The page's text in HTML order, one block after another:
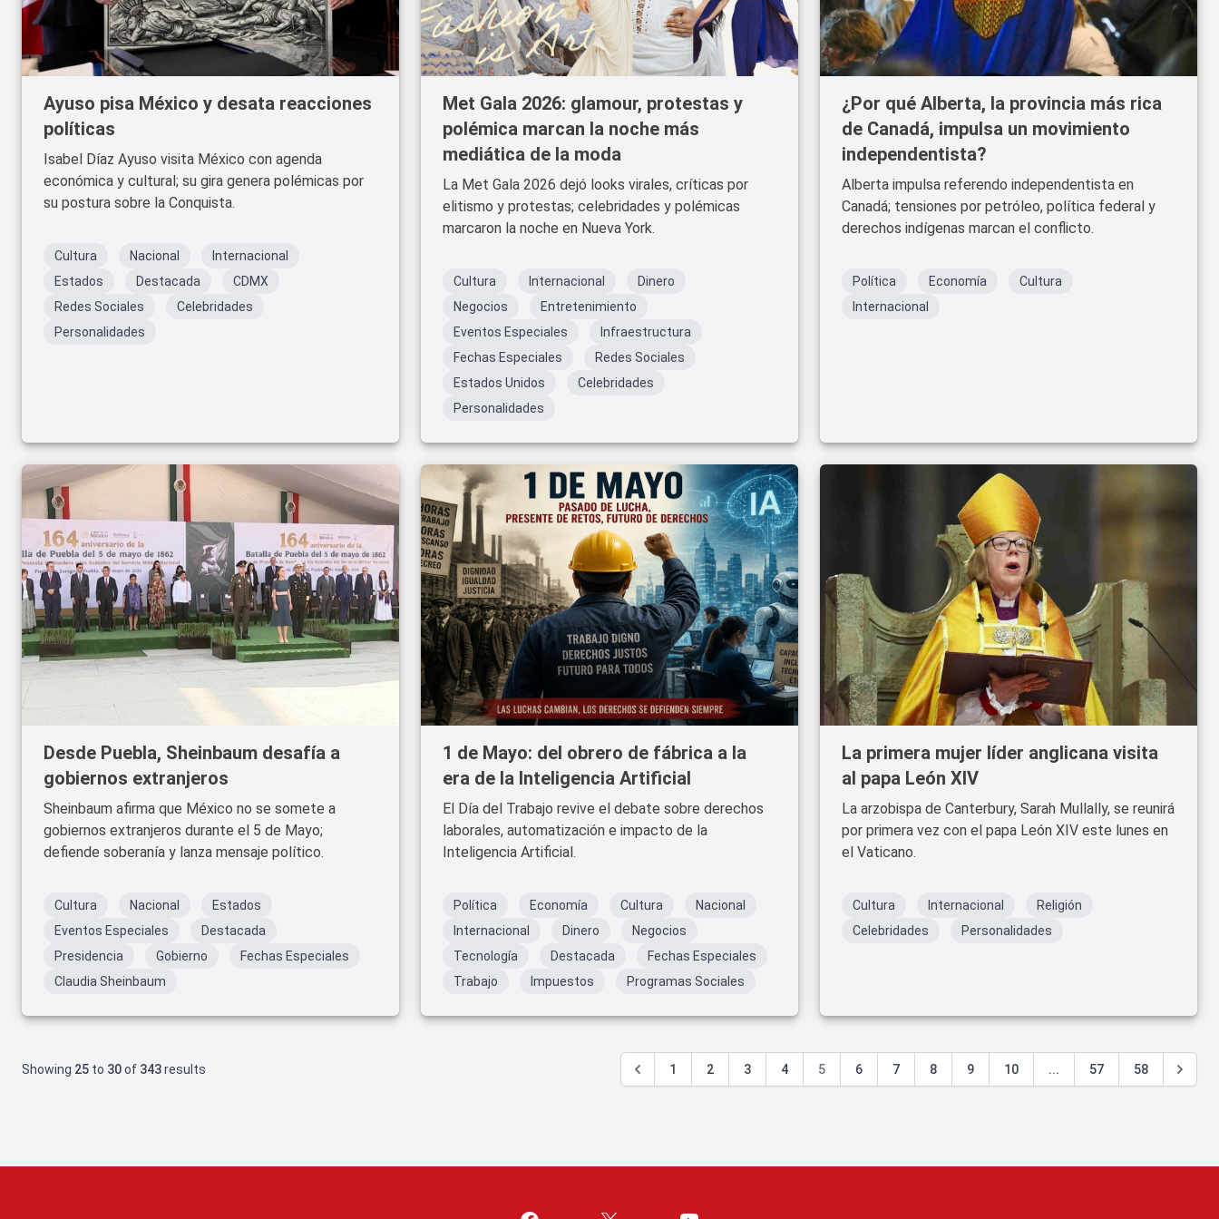
Ayuso pisa México y desata reacciones
políticas
Isabel Díaz Ayuso visita México con agenda
económica y cultural; su gira genera polémicas por
su postura sobre la Conquista.
Cultura Nacional
Internacional
Estados
Destacada
CDMX
Redes Sociales
Celebridades
Personalidades
Met Gala 2026: glamour, protestas y
polémica marcan la noche más
mediática de la moda
La Met Gala 2026 dejó looks virales, críticas por
elitismo y protestas; celebridades y polémicas
marcaron la noche en Nueva York.
Cultura Internacional
Dinero
Negocios
Entretenimiento
Eventos Especiales
Infraestructura
Fechas Especiales
Redes Sociales
Estados Unidos
Celebridades
Personalidades
¿Por qué Alberta, la provincia más rica
de Canadá, impulsa un movimiento
independentista?
Alberta impulsa referendo independentista en
Canadá; tensiones por petróleo, política federal y
derechos indígenas marcan el conflicto.
Política Economía
Cultura
Internacional
Desde Puebla, Sheinbaum desafía a
gobiernos extranjeros
Sheinbaum afirma que México no se somete a
gobiernos extranjeros durante el 5 de Mayo;
defiende soberanía y lanza mensaje político.
Cultura Nacional
Estados
Eventos Especiales
Destacada
Presidencia
Gobierno
Fechas Especiales
Claudia Sheinbaum
1 de Mayo: del obrero de fábrica a la
era de la Inteligencia Artificial
El Día del Trabajo revive el debate sobre derechos
laborales, automatización e impacto de la
Inteligencia Artificial.
Política Economía Cultura
Nacional
Internacional
Dinero
Negocios
Tecnología
Destacada
Fechas Especiales
Trabajo
Impuestos Programas Sociales
La primera mujer líder anglicana visita
al papa León XIV
La arzobispa de Canterbury, Sarah Mullally, se reunirá
por primera vez con el papa León XIV este lunes en
el Vaticano.
Cultura Internacional
Religión
Celebridades
Personalidades
Showing 25 to 30of 343results 1 2 3 4 5 6 7 8 9 10 ... 57 58